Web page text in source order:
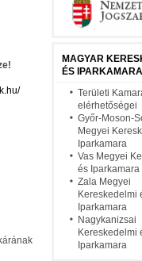
MAGYAR
ÉS IPARKAMARA
Területi
elérhetőségei
Győr-Moson-
Megyei
Iparkamara
Vas Megyei
és Iparkamara
Zala Megyei
Kereskedelmi
Iparkamara
Nagykanizsai
Kereskedelmi
Iparkamara